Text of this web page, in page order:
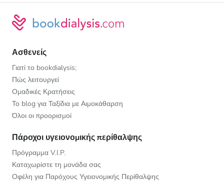
Ασθενείς
Γιατί το bookdialysis;
Πώς λειτουργεί
Ομαδικές Κρατήσεις
Το blog για Ταξίδια με Αιμοκάθαρση
Όλοι οι προορισμοί
Πάροχοι υγειονομικής περίθαλψης
Πρόγραμμα V.I.P.
Καταχωρίστε τη μονάδα σας
Οφέλη για Παρόχους Υγειονομικής Περίθαλψης